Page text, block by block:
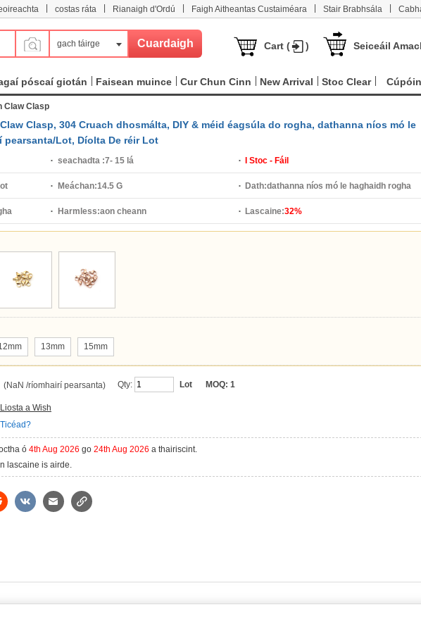
costas ráta Rianaigh d'Ordú Faigh Aitheantas Custaiméara Stair Brabhsála
gach táirge Cart ( ) Seiceáil
póscaí giotán Faisean muince Cur Chun Cinn New Arrival Stoc Clear Cúpóin
Claw Clasp
Clasp, 304 Cruach dhosmálta, DIY & méid éagsúla do rogha, dathanna níos mó le
Lot, Díolta De réir Lot
seachadta :7- 15 lá I Stoc - Fáil
Meáchan:14.5 G Dath:dathanna níos mó le haghaidh rogha
Harmless:aon cheann Lascaine:32%
13mm 15mm
(NaN /ríomhairí pearsanta) Qty: Lot MOQ: 1
a Wish
ó 4th Aug 2026 go 24th Aug 2026 a thairiscint.
lascaine is airde.